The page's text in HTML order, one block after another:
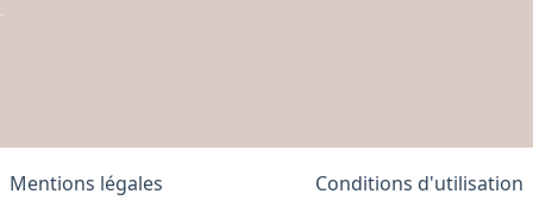
Mentions légales Conditions d'utilisation